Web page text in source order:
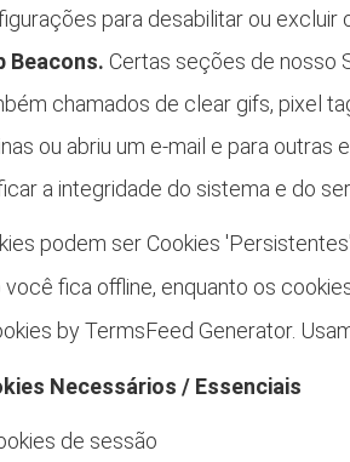
para desabilitar ou
Beacons. Certas seções de nosso
chamados de clear gifs, pixel
ou abriu um e-mail e para
a integridade do sistema e do
podem ser Cookies
você fica offline, enquanto os
by TermsFeed Generator.
Necessários / Essenciais
de sessão